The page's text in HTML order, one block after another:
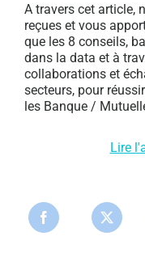
A travers cet article,
reçues et vous
que les 8 conseils,
dans la data et à
collaborations et
secteurs, pour
les Banque /
Lire